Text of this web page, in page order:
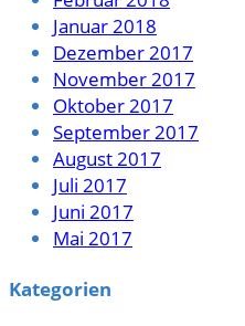
Januar 2018
Dezember 2017
November 2017
Oktober 2017
September 2017
August 2017
Juli 2017
Juni 2017
Mai 2017
Kategorien